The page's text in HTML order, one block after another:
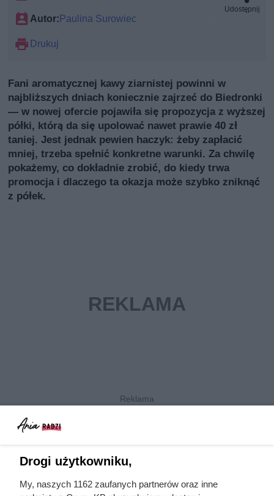
Autor:Paulina Surowiec
Drukuj
Udostępnij
Fani aromatycznej kawy ziarnistej powinni w
najbliższych dniach koniecznie zajrzeć do Biedronki
— w nowej ofercie pojawiła się propozycja z wyższej
półki, którą da się upolować nawet prawie 40 zł
taniej. Jest jednak pewien haczyk: żeby zapłacić
mniej, trzeba spełnić konkretne warunki. Za chwilę
pokażemy, co dokładnie zrobić, do kiedy trwa
promocja i dlaczego ta okazja może szybko zniknąć
z półek.
Tchibo Exclusive w Biedronce: hit kawowy
Tchibo Exclusive 1 kg taniej w Biedronce
Drogi użytkowniku,
My, naszych 1162 zaufanych partnerów oraz inne